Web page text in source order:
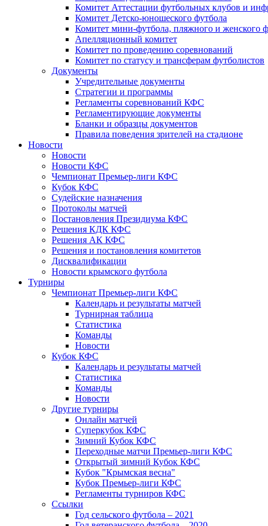
Комитет Аттестации футбольных клубов и
Комитет Детско-юношеского футбола
Комитет мини-футбола, пляжного и женского
Апелляционный комитет
Комитет по проведению соревнований
Комитет по статусу и трансферам футболистов
Документы
Учредительные документы
Стратегии и программы
Регламенты соревнований КФС
Регламентирующие документы
Бланки и образцы документов
Правила поведения зрителей на стадионе
Новости
Новости
Новости КФС
Чемпионат Премьер-лиги КФС
Кубок КФС
Судейские назначения
Протоколы матчей
Постановления Президиума КФС
Решения КДК КФС
Решения АК КФС
Решения и постановления комитетов
Дисквалификации
Новости крымского футбола
Турниры
Чемпионат Премьер-лиги КФС
Календарь и результаты матчей
Турнирная таблица
Статистика
Команды
Новости
Кубок КФС
Календарь и результаты матчей
Статистика
Команды
Новости
Другие турниры
Онлайн матчей
Суперкубок КФС
Зимний Кубок КФС
Переходные матчи Премьер-лиги КФС
Открытый зимний Кубок КФС
Кубок "Крымская весна"
Кубок Премьер-лиги КФС
Регламенты турниров КФС
Ссылки
Год сельского футбола – 2021